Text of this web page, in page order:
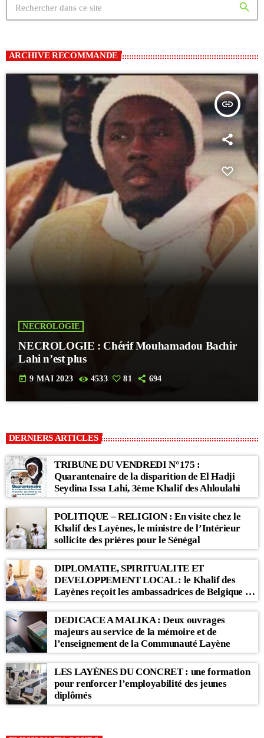
search
ARCHIVE RECOMMANDE
insert_link
NECROLOGIE
NECROLOGIE : Chérif Mouhamadou Bachir
Lahi n’est plus
today 9 MAI 2023 4533 81 694
DERNIERS ARTICLES
TRIBUNE DU VENDREDI N°175 :
Quarantenaire de la disparition de El Hadji
Seydina Issa Lahi, 3ème Khalif des Ahloulahi
POLITIQUE – RELIGION : En visite chez le
Khalif des Layènes, le ministre de l’Intérieur
sollicite des prières pour le Sénégal
DIPLOMATIE, SPIRITUALITE ET
DEVELOPPEMENT LOCAL : le Khalif des
Layènes reçoit les ambassadrices de Belgique et
des Pays-Bas
DEDICACE A MALIKA : Deux ouvrages
majeurs au service de la mémoire et de
l’enseignement de la Communauté Layène
LES LAYÈNES DU CONCRET : une formation
pour renforcer l’employabilité des jeunes
diplômés